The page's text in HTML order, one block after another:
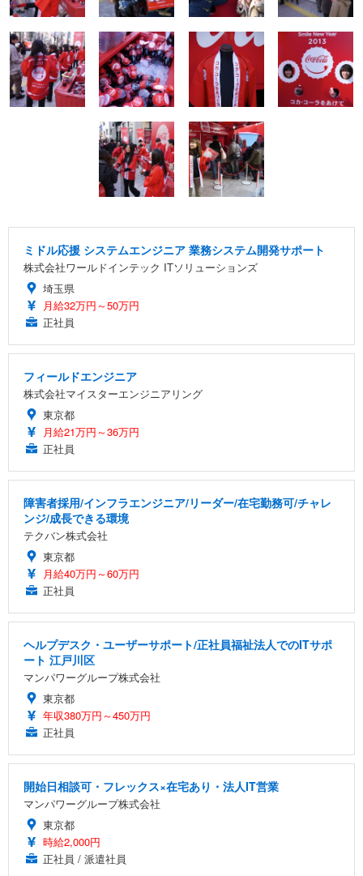
ミドル応援 システムエンジニア 業務システム開発サポート
株式会社ワールドインテック ITソリューションズ
埼玉県
月給32万円～50万円
正社員
フィールドエンジニア
株式会社マイスターエンジニアリング
東京都
月給21万円～36万円
正社員
障害者採用/インフラエンジニア/リーダー/在宅勤務可/チャレ
ンジ/成長できる環境
テクバン株式会社
東京都
月給40万円～60万円
正社員
ヘルプデスク・ユーザーサポート/正社員福祉法人でのITサポ
ート 江戸川区
マンパワーグループ株式会社
東京都
年収380万円～450万円
正社員
開始日相談可・フレックス×在宅あり・法人IT営業
マンパワーグループ株式会社
東京都
時給2,000円
正社員 / 派遣社員